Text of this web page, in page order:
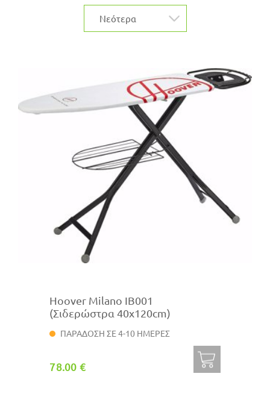
Hoover Milano IB001
(Σιδερώστρα 40x120cm)
ΠΑΡΑΔΟΣΗ ΣΕ 4-10 ΗΜΕΡΕΣ
78.00 €